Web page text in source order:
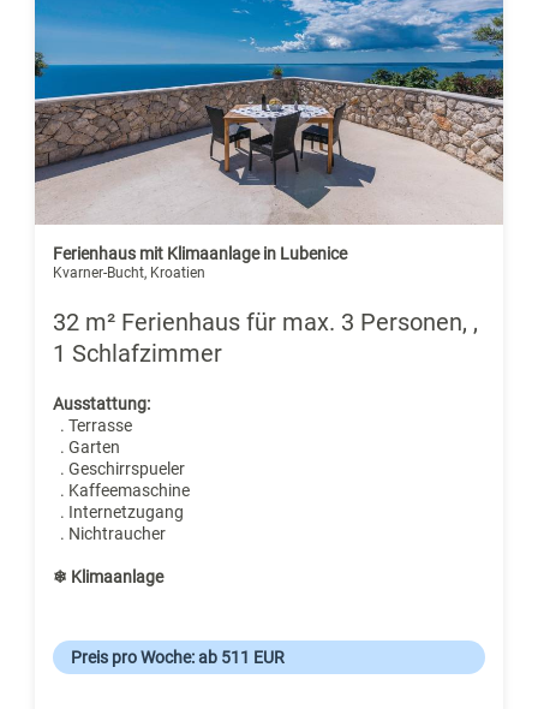
Ferienhaus mit Klimaanlage in Lubenice
Kvarner-Bucht, Kroatien
32 m² Ferienhaus für max. 3 Personen, ,
1 Schlafzimmer
Ausstattung:
. Terrasse
. Garten
. Geschirrspueler
. Kaffeemaschine
. Internetzugang
. Nichtraucher
❄ Klimaanlage
Preis pro Woche: ab 511 EUR